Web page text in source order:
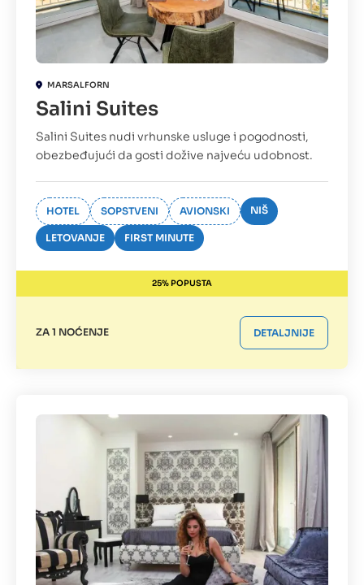
MARSALFORN
Salini Suites
Salini Suites nudi vrhunske usluge i pogodnosti,
obezbeđujući da gosti dožive najveću udobnost.
HOTEL SOPSTVENI AVIONSKI NIŠ
LETOVANJE FIRST MINUTE
25% POPUSTA
ZA 1 NOĆENJE DETALJNIJE